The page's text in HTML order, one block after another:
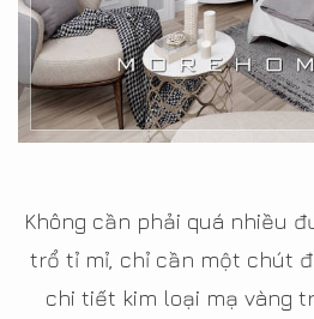
Không cần phải quá nhiều
trổ tỉ mỉ, chỉ cần một chút
chi tiết kim loại mạ vàng